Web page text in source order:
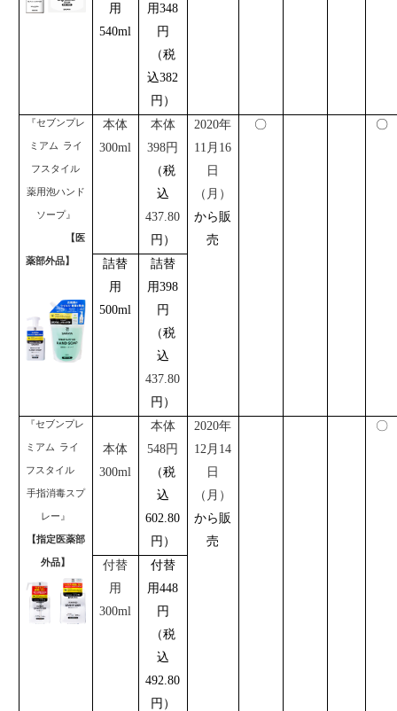
用
540ml
用348
円
（税
込382
円）
『セブンプレ
ミアム ライ
フスタイル
薬用泡ハンド
ソープ』
【医
薬部外品】
本体
300ml
本体
398円
（税
込
437.80
円）
2020年
11 月 16
日
（月）
から販
売
〇 〇
詰替
用
500ml
詰替
用398
円
（税
込
437.80
円）
『セブンプレ
ミアム ライ
フスタイル
手指消毒スプ
レー』
【指定医薬部
外品】
本体
300ml
本体
548円
（税
込
602.80
円）
2020年
12 月 14
日
（月）
から販
売
〇
付替
用
300ml
付替
用448
円
（税
込
492.80
円）